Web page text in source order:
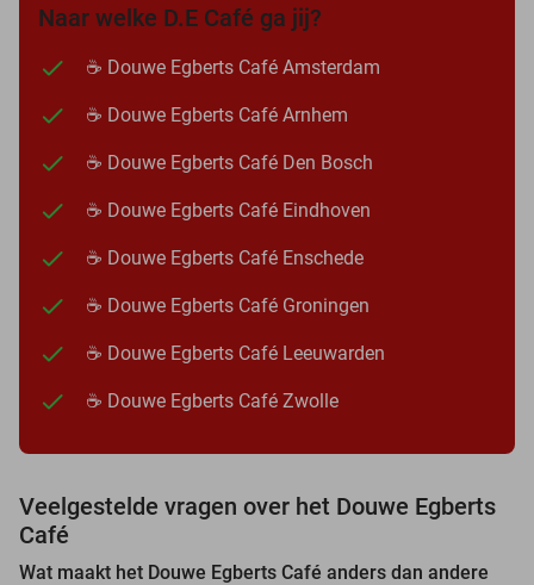
Naar welke D.E Café ga jij?
☕ Douwe Egberts Café Amsterdam
☕ Douwe Egberts Café Arnhem
☕ Douwe Egberts Café Den Bosch
☕ Douwe Egberts Café Eindhoven
☕ Douwe Egberts Café Enschede
☕ Douwe Egberts Café Groningen
☕ Douwe Egberts Café Leeuwarden
☕ Douwe Egberts Café Zwolle
Veelgestelde vragen over het Douwe Egberts
Café
Wat maakt het Douwe Egberts Café anders dan andere